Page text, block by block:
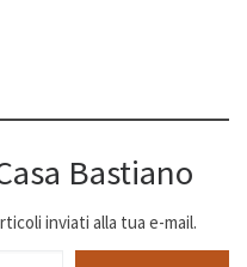
Bastiano
inviati alla tua e-mail.